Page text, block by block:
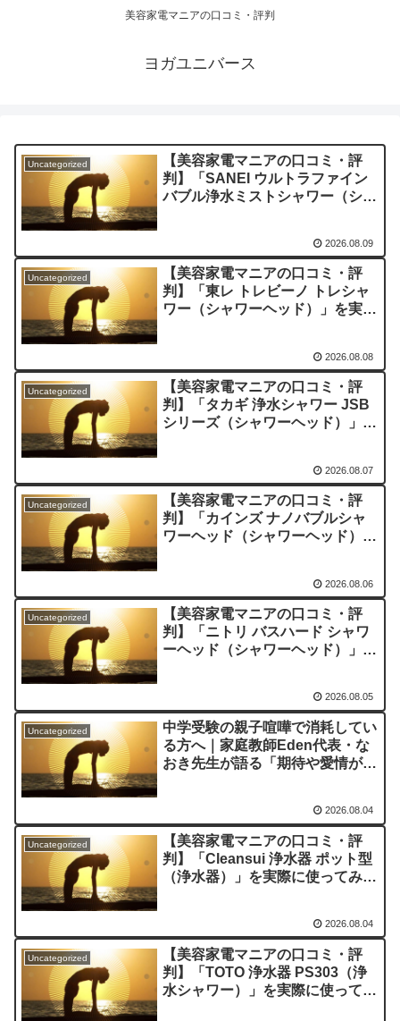
美容家電マニアの口コミ・評判
ヨガユニバース
Uncategorized
【美容家電マニアの口コミ・評
判】「SANEI ウルトラファイン
バブル浄水ミストシャワー（シャ
2026.08.09
Uncategorized
【美容家電マニアの口コミ・評
判】「東レ トレビーノ トレシャ
ワー（シャワーヘッド）」を実際
2026.08.08
Uncategorized
【美容家電マニアの口コミ・評
判】「タカギ 浄水シャワー JSB
シリーズ（シャワーヘッド）」を
2026.08.07
Uncategorized
【美容家電マニアの口コミ・評
判】「カインズ ナノバブルシャ
ワーヘッド（シャワーヘッド）」
2026.08.06
Uncategorized
【美容家電マニアの口コミ・評
判】「ニトリ バスハード シャワ
ーヘッド（シャワーヘッド）」を
2026.08.05
Uncategorized
中学受験の親子喧嘩で消耗してい
る方へ｜家庭教師Eden代表・な
おき先生が語る「期待や愛情が深
2026.08.04
Uncategorized
【美容家電マニアの口コミ・評
判】「Cleansui 浄水器 ポット型
（浄水器）」を実際に使ってみた
2026.08.04
Uncategorized
【美容家電マニアの口コミ・評
判】「TOTO 浄水器 PS303（浄
水シャワー）」を実際に使ってみ